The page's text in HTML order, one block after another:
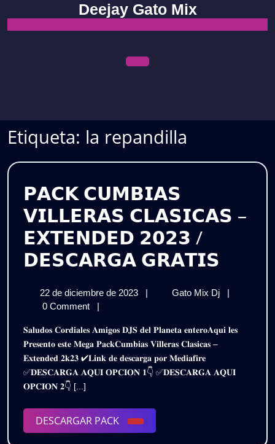
content
Deejay Gato Mix
Etiqueta: la repandilla
𝗣𝗔𝗖𝗞 𝗖𝗨𝗠𝗕𝗜𝗔𝗦
𝗩𝗜𝗟𝗟𝗘𝗥𝗔𝗦 𝗖𝗟𝗔𝗦𝗜𝗖𝗔𝗦 –
𝗘𝗫𝗧𝗘𝗡𝗗𝗘𝗗 𝟮𝟬𝟮𝟯 /
𝗗𝗘𝗦𝗖𝗔𝗥𝗚𝗔 𝗚𝗥𝗔𝗧𝗜𝗦
22 de diciembre de 2023
22
de
2023
| Gato Mix Dj
𝗣𝗔𝗖𝗞
𝗖𝗟𝗔𝗦𝗜𝗖𝗔𝗦
𝟮𝟬𝟮𝟯
|
0 Comment
|
𝐒𝐚𝐥𝐮𝐝𝐨𝐬 𝐂𝐨𝐫𝐝𝐢𝐚𝐥𝐞𝐬 𝐀𝐦𝐢𝐠𝐨𝐬 𝐃𝐉𝐒 𝐝𝐞𝐥 𝐏𝐥𝐚𝐧𝐞𝐭𝐚 𝐞𝐧𝐭𝐞𝐫𝐨𝐀𝐪𝐮𝐢 𝐥𝐞𝐬
𝐏𝐫𝐞𝐬𝐞𝐧𝐭𝐨 𝐞𝐬𝐭𝐞 𝐌𝐞𝐠𝐚 𝐏𝐚𝐜𝐤𝐂𝐮𝐦𝐛𝐢𝐚𝐬 𝐕𝐢𝐥𝐥𝐞𝐫𝐚𝐬 𝐂𝐥𝐚𝐬𝐢𝐜𝐚𝐬 –
𝐄𝐱𝐭𝐞𝐧𝐝𝐞𝐝 𝟐𝐤𝟐𝟑 ✔𝐋𝐢𝐧𝐤 𝐝𝐞 𝐝𝐞𝐬𝐜𝐚𝐫𝐠𝐚 𝐩𝐨𝐫 𝐌𝐞𝐝𝐢𝐚𝐟𝐢𝐫𝐞
✅𝐃𝐄𝐒𝐂𝐀𝐑𝐆𝐀 𝐀𝐐𝐔𝐈 𝐎𝐏𝐂𝐈𝐎𝐍 𝟏👇 ✅𝐃𝐄𝐒𝐂𝐀𝐑𝐆𝐀 𝐀𝐐𝐔𝐈
𝐎𝐏𝐂𝐈𝐎𝐍 𝟐👇 [...]
DESCARGAR PACK
DESCARGAR
PACK